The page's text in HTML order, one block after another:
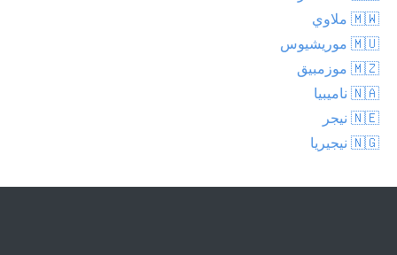
🇲🇼 ملاوي
🇲🇺 موريشيوس
🇲🇿 موزمبيق
🇳🇦 ناميبيا
🇳🇪 نيجر
🇳🇬 نيجيريا